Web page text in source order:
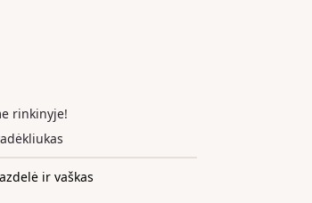
rinkinyje!
ir vaškas